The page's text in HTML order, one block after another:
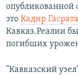
это Кадир
Кавказ.Реалии
погибших
"Кавказский